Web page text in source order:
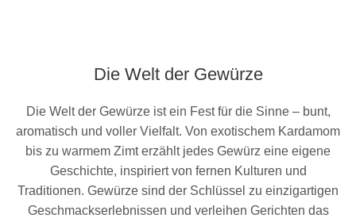
Die Welt der Gewürze
Die Welt der Gewürze ist ein Fest für die Sinne – bunt,
aromatisch und voller Vielfalt. Von exotischem Kardamom
bis zu warmem Zimt erzählt jedes Gewürz eine eigene
Geschichte, inspiriert von fernen Kulturen und
Traditionen. Gewürze sind der Schlüssel zu einzigartigen
Geschmackserlebnissen und verleihen Gerichten das